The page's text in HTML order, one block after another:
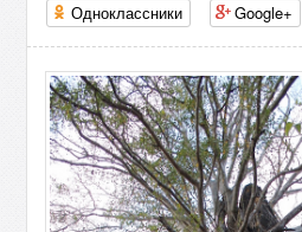
Одноклассники
Google+